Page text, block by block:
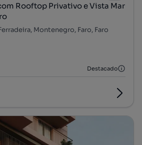
Rooftop Privativo e Vista Mar
Montenegro, Faro, Faro
Destacado